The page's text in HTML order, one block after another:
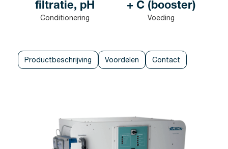
filtratie, pH
Conditionering
+ C (booster)
Voeding
Productbeschrijving Voordelen Contact